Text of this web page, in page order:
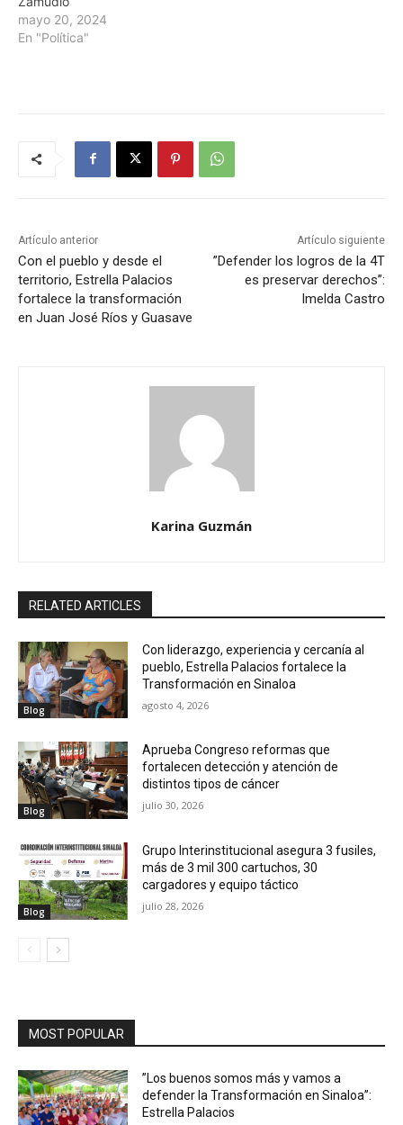
mayo 20, 2024
En "Política"
Artículo anterior
Con el pueblo y desde el
territorio, Estrella Palacios
fortalece la transformación
en Juan José Ríos y Guasave
Artículo siguiente
”Defender los logros de la 4T
es preservar derechos”:
Imelda Castro
Karina Guzmán
RELATED ARTICLES
Blog
Con liderazgo, experiencia y cercanía al
pueblo, Estrella Palacios fortalece la
Transformación en Sinaloa
agosto 4, 2026
Blog
Aprueba Congreso reformas que
fortalecen detección y atención de
distintos tipos de cáncer
julio 30, 2026
Blog
Grupo Interinstitucional asegura 3 fusiles,
más de 3 mil 300 cartuchos, 30
cargadores y equipo táctico
julio 28, 2026
MOST POPULAR
”Los buenos somos más y vamos a
defender la Transformación en Sinaloa”:
Estrella Palacios